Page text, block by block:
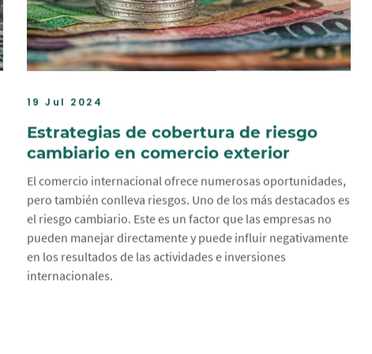
19 Jul 2024
Estrategias de cobertura de riesgo
cambiario en comercio exterior
El comercio internacional ofrece numerosas oportunidades,
pero también conlleva riesgos. Uno de los más destacados es
el riesgo cambiario. Este es un factor que las empresas no
pueden manejar directamente y puede influir negativamente
en los resultados de las actividades e inversiones
internacionales.